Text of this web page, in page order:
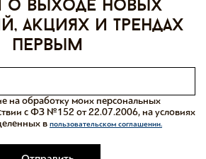
о выходе новых
акциях и трендах
первым
на обработку моих персональных
с ФЗ №152 от 22.07.2006, на условиях
в пользовательском соглашении.